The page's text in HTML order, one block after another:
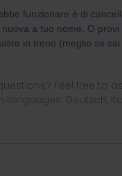
funzionare è di
a tuo nome. O
in treno (meglio se sai
Feel free to
Deutsch,